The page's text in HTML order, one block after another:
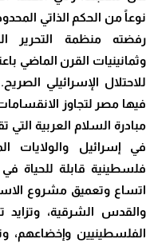
نوعاً من الحكم الذاتي
رفضته منظمة التحرير
وثمانينيات القرن الماضي
للاحتلال الإسرائيلي
فيها مصر لتجاوز
مبادرة السلام العربية
في إسرائيل والولايات
فلسطينية قابلة للحياة في
اتساع وتعميق مشروع
والقدس الشرقية، وتزايد
الفلسطينيين وإخضاعهم،